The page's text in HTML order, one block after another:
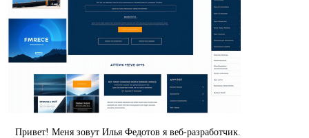
Привет! Меня зовут Илья Федотов я веб-разработчик.